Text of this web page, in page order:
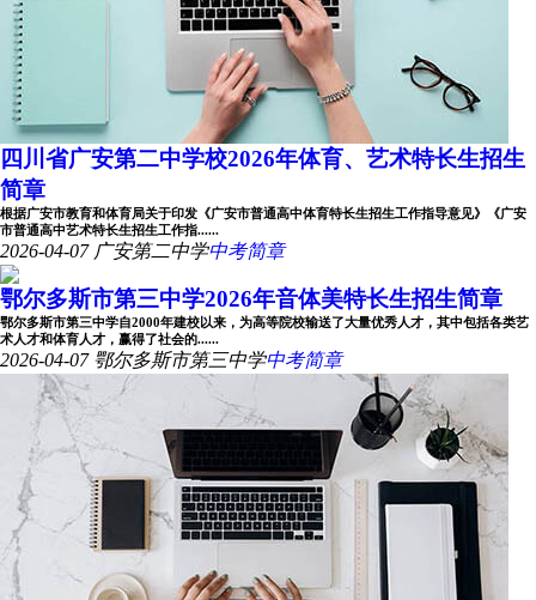
四川省广安第二中学校2026年体育、艺术特长生招生
简章
根据广安市教育和体育局关于印发《广安市普通高中体育特长生招生工作指导意见》《广安
市普通高中艺术特长生招生工作指......
2026-04-07 广安第二中学中考简章
鄂尔多斯市第三中学2026年音体美特长生招生简章
鄂尔多斯市第三中学自2000年建校以来，为高等院校输送了大量优秀人才，其中包括各类艺
术人才和体育人才，赢得了社会的......
2026-04-07 鄂尔多斯市第三中学中考简章